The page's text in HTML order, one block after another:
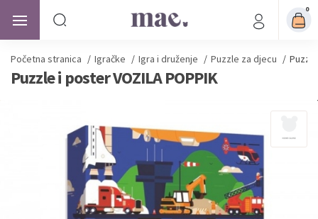
0
Početna stranica / Igračke / Igra i druženje / Puzzle za djecu /
Puzzle i poster VOZILA POPPIK